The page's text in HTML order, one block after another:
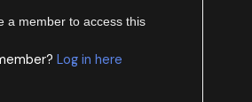
a member to access this
Log in here